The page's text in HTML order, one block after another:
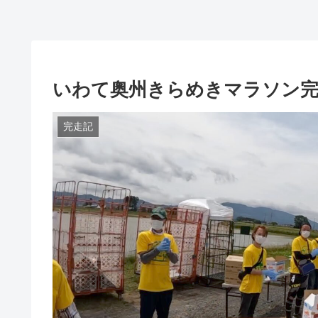
いわて奥州きらめきマラソン
完走記